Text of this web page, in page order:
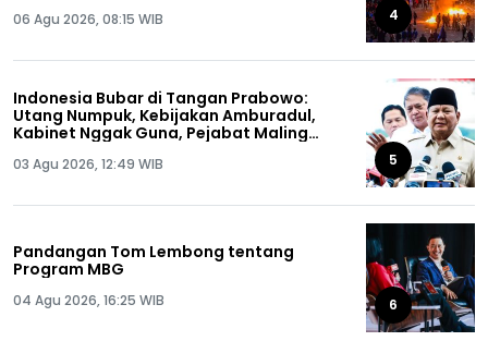
06 Agu 2026, 08:15 WIB 4
Indonesia Bubar di Tangan Prabowo:
Utang Numpuk, Kebijakan Amburadul,
Kabinet Nggak Guna, Pejabat Maling
03 Agu 2026, 12:49 WIB 5
Pandangan Tom Lembong tentang
Program MBG
04 Agu 2026, 16:25 WIB 6